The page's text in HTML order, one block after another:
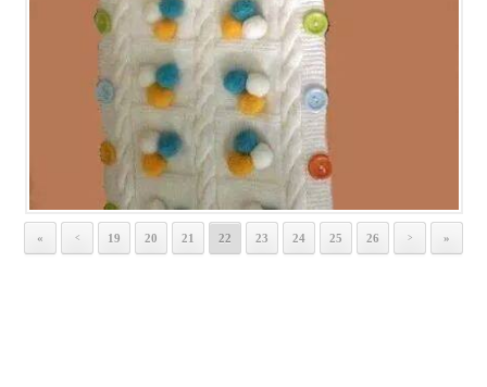
« < 19 20 21 22 23 24 25 26 > »